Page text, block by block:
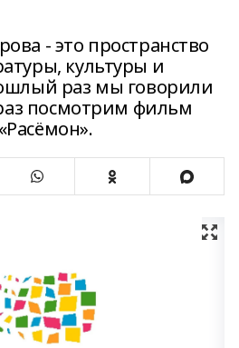
- это пространство
культуры и
раз мы говорили
посмотрим фильм